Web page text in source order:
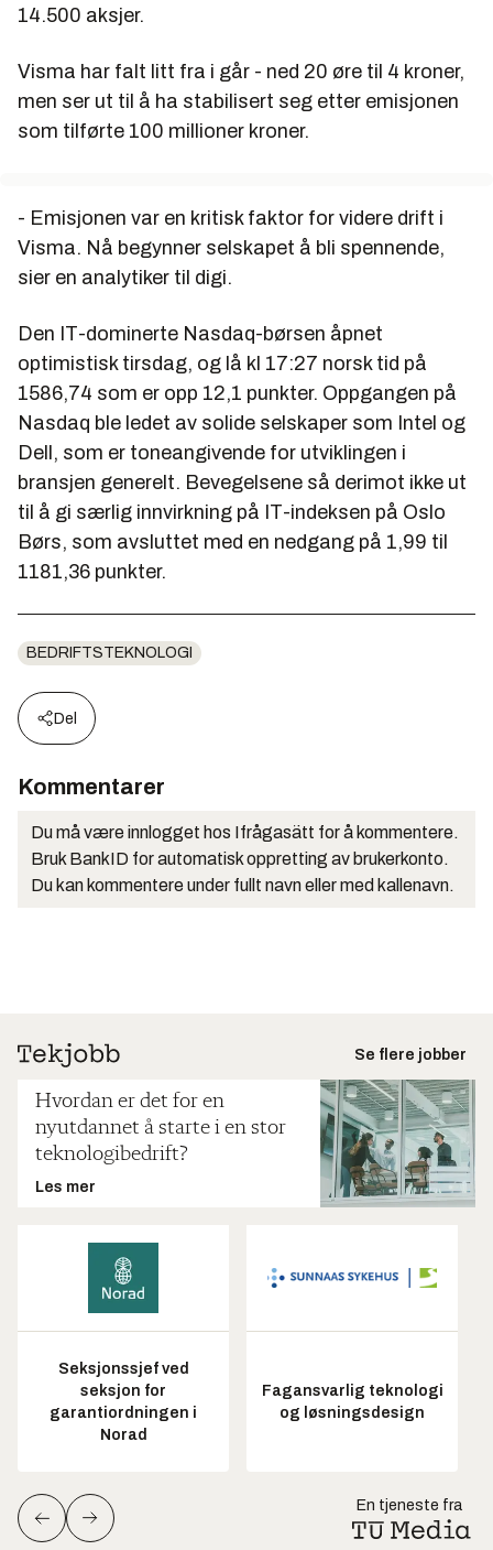
14.500 aksjer.
Visma har falt litt fra i går - ned 20 øre til 4 kroner,
men ser ut til å ha stabilisert seg etter emisjonen
som tilførte 100 millioner kroner.
- Emisjonen var en kritisk faktor for videre drift i
Visma. Nå begynner selskapet å bli spennende,
sier en analytiker til digi.
Den IT-dominerte Nasdaq-børsen åpnet
optimistisk tirsdag, og lå kl 17:27 norsk tid på
1586,74 som er opp 12,1 punkter. Oppgangen på
Nasdaq ble ledet av solide selskaper som Intel og
Dell, som er toneangivende for utviklingen i
bransjen generelt. Bevegelsene så derimot ikke ut
til å gi særlig innvirkning på IT-indeksen på Oslo
Børs, som avsluttet med en nedgang på 1,99 til
1181,36 punkter.
BEDRIFTSTEKNOLOGI
Del
Kommentarer
Du må være innlogget hos Ifrågasätt for å kommentere.
Bruk BankID for automatisk oppretting av brukerkonto.
Du kan kommentere under fullt navn eller med kallenavn.
Se flere jobber
Hvordan er det for en
nyutdannet å starte i en stor
teknologibedrift?
Les mer
Seksjonssjef ved
seksjon for
garantiordningen i
Norad
Fagansvarlig teknologi
og løsningsdesign
En tjeneste fra